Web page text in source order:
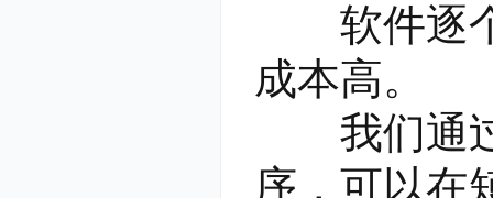
软件逐个
成本高。
我们通过
序，可以在